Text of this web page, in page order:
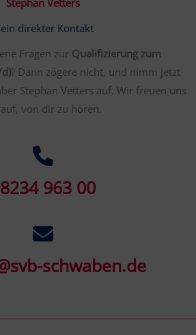
direkter Kontakt
Fragen zur Qualifizierung zum
? Dann zögere nicht, und nimm jetzt
Stephan Vetters auf. Wir freuen uns
von dir zu hören.
963 00
schwaben.de